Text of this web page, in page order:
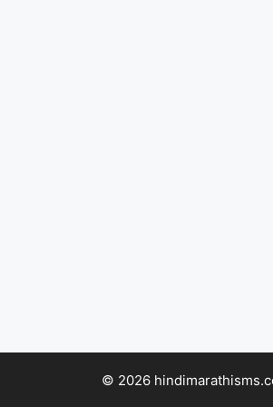
© 2026